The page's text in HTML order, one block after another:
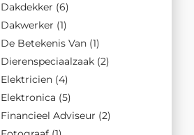
Dakdekker (6)
Dakwerker (1)
De Betekenis Van (1)
Dierenspeciaalzaak (2)
Elektricien (4)
Elektronica (5)
Financieel Adviseur (2)